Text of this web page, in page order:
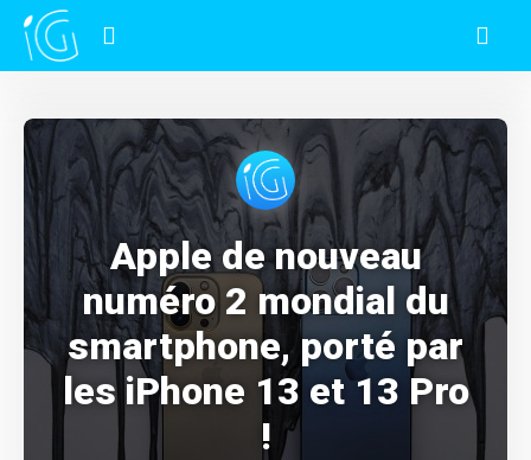
Apple de nouveau
numéro 2 mondial du
smartphone, porté par
les iPhone 13 et 13 Pro
!